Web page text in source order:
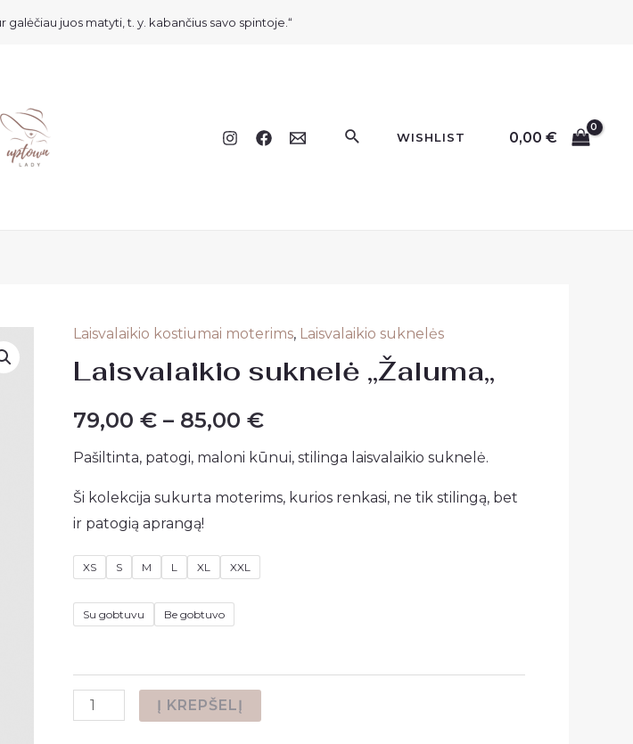
galėčiau juos matyti, t. y. kabančius savo spintoje.“
PaieškaWISHLIST 0,00 €
Laisvalaikio kostiumai moterims, Laisvalaikio suknelės
Laisvalaikio suknelė ,,Žaluma,,
79,00€ – 85,00€
Pašiltinta, patogi, maloni kūnui, stilinga laisvalaikio suknelė.
Ši kolekcija sukurta moterims, kurios renkasi, ne tik stilingą, bet
ir patogią aprangą!
XS S M L XL XXL
Su gobtuvu Be gobtuvo
produkto
Į KREPŠELĮ